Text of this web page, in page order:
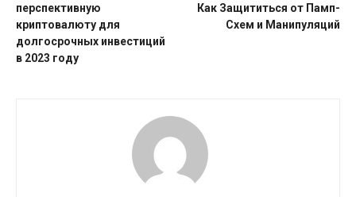
перспективную
криптовалюту для
долгосрочных инвестиций
в 2023 году
Как Защититься от Памп-
Схем и Манипуляций